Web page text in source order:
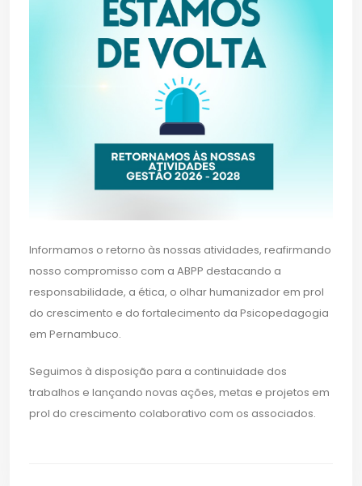
Informamos o retorno às nossas atividades, reafirmando
nosso compromisso com a ABPP destacando a
responsabilidade, a ética, o olhar humanizador em prol
do crescimento e do fortalecimento da Psicopedagogia
em Pernambuco.
Seguimos à disposição para a continuidade dos
trabalhos e lançando novas ações, metas e projetos em
prol do crescimento colaborativo com os associados.